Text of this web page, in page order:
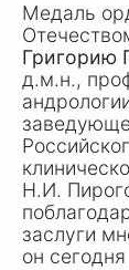
Медаль
Григорию
д.м.н.,
Н.И.
заслуги
он